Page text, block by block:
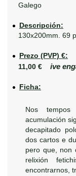
Galego
Descripción:
130x200mm. 69
Prezo (PVP) €:
11,00 € ive
Ficha:
Nos
acumulación
decapitado
dos cartos e
pero que, non
relixión
encontrarnos,